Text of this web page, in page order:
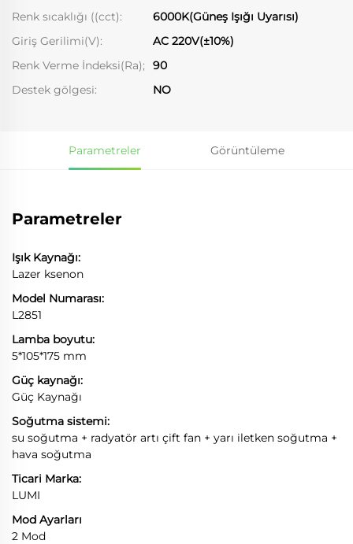
Renk sıcaklığı ((cct):
6000K(Güneş Işığı Uyarısı)
Giriş Gerilimi(V):
AC 220V(±10%)
Renk Verme İndeksi(Ra);
90
Destek gölgesi:
NO
Parametreler Görüntüleme
Parametreler
Işık Kaynağı:
Lazer ksenon
Model Numarası:
L2851
Lamba boyutu:
5*105*175 mm
Güç kaynağı:
Güç Kaynağı
Soğutma sistemi:
su soğutma + radyatör artı çift fan + yarı iletken soğutma +
hava soğutma
Ticari Marka:
LUMI
Mod Ayarları
2 Mod